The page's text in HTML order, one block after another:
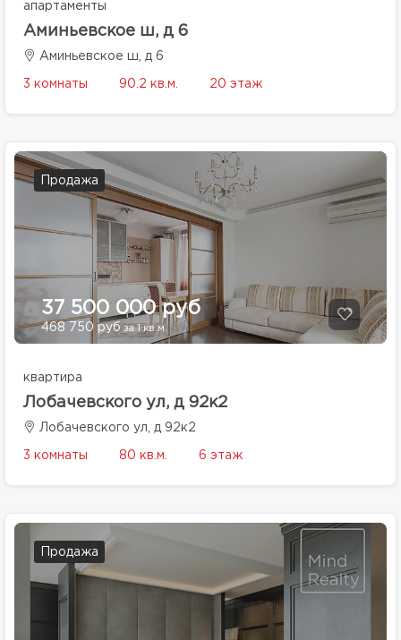
апартаменты
Аминьевское ш, д 6
Аминьевское ш, д 6
3 комнаты 90.2 кв.м. 20 этаж
Продажа
37 500 000 руб
468 750 рубза 1 кв.м.
квартира
Лобачевского ул, д 92к2
Лобачевского ул, д 92к2
3 комнаты 80 кв.м. 6 этаж
Продажа